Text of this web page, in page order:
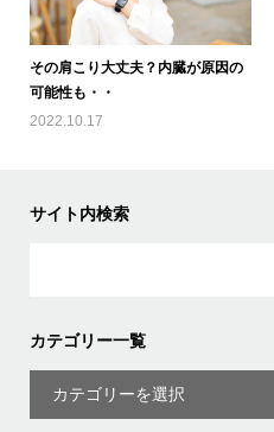
その肩こり大丈夫？内臓が原因の
可能性も・・
2022.10.17
サイト内検索
カテゴリー一覧